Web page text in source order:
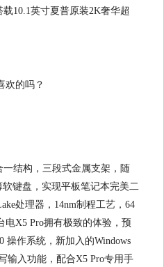
10.1英寸夏普原装2K奢华超
结构，三段式金属支架，随
键盘，实现平板笔记本完美二
处理器，14nm制程工艺，64
电X5 Pro拥有极致的体验，预
操作系统，新加入的Windows
输入功能，配合X5 Pro专用手